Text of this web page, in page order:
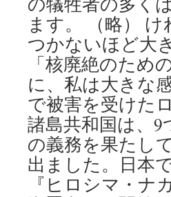
ます。 （略）
つかないほど大
「核廃絶のため
に、私は大きな
で被害を受けた
諸島共和国は、
の義務を果たし
出ました。日本
『ヒロシマ・ナ